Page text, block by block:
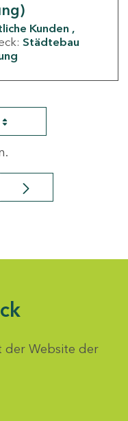
Kunden
Städtebau
der Website der
auswählen